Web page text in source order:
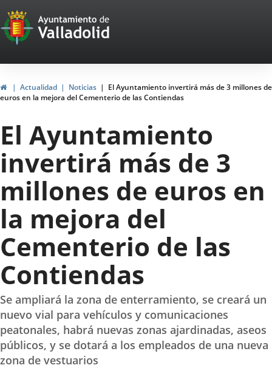
Portal
Web
del
Ayuntamiento
de
Valladolid
InicioActualidad Noticias
El Ayuntamiento invertirá más de 3 millones de
euros en la mejora del Cementerio de las Contiendas
El Ayuntamiento
invertirá más de 3
millones de euros en
la mejora del
Cementerio de las
Contiendas
Se ampliará la zona de enterramiento, se creará un
nuevo vial para vehículos y comunicaciones
peatonales, habrá nuevas zonas ajardinadas, aseos
públicos, y se dotará a los empleados de una nueva
zona de vestuarios